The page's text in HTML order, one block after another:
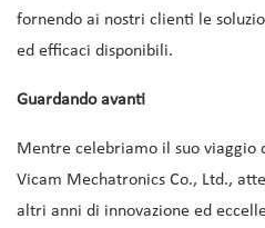
fornendo ai nostri clienti le
ed efficaci disponibili.
Guardando avanti
Mentre celebriamo il suo viaggio
Vicam Mechatronics Co., Ltd.,
altri anni di innovazione ed